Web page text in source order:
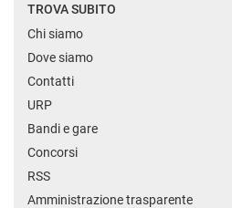
TROVA SUBITO
Chi siamo
Dove siamo
Contatti
URP
Bandi e gare
Concorsi
RSS
Amministrazione trasparente